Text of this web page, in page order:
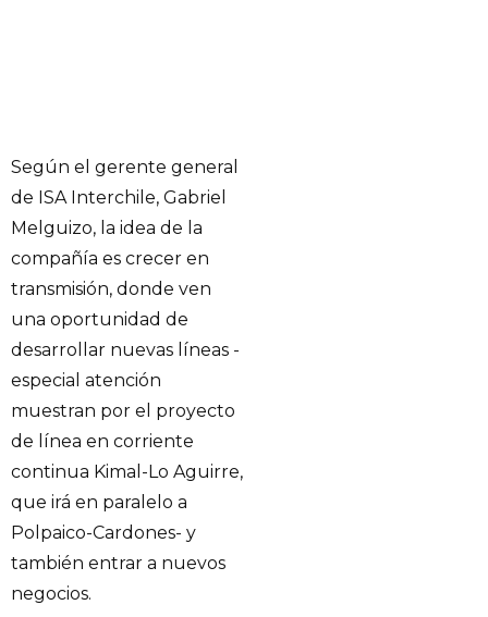
Según el gerente general
de ISA Interchile, Gabriel
Melguizo, la idea de la
compañía es crecer en
transmisión, donde ven
una oportunidad de
desarrollar nuevas líneas -
especial atención
muestran por el proyecto
de línea en corriente
continua Kimal-Lo Aguirre,
que irá en paralelo a
Polpaico-Cardones- y
también entrar a nuevos
negocios.